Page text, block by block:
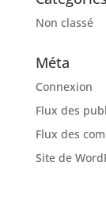
Non classé
Méta
Connexion
Flux des
Flux des
Site de